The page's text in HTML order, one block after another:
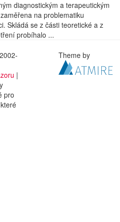
diagnostickým a terapeutickým
na problematiku
Skládá se z části teoretické a z
probíhalo ...
|
pro
Theme by